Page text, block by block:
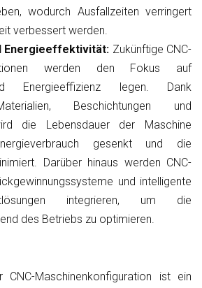
wodurch Ausfallzeiten verringert
verbessert werden.
Energieeffektivität: Zukünftige CNC-
werden den Fokus auf
Energieeffizienz legen. Dank
Beschichtungen und
die Lebensdauer der Maschine
gesenkt und die
Darüber hinaus werden CNC-
und intelligente
integrieren, um die
des Betriebs zu optimieren.
CNC-Maschinenkonfiguration ist ein